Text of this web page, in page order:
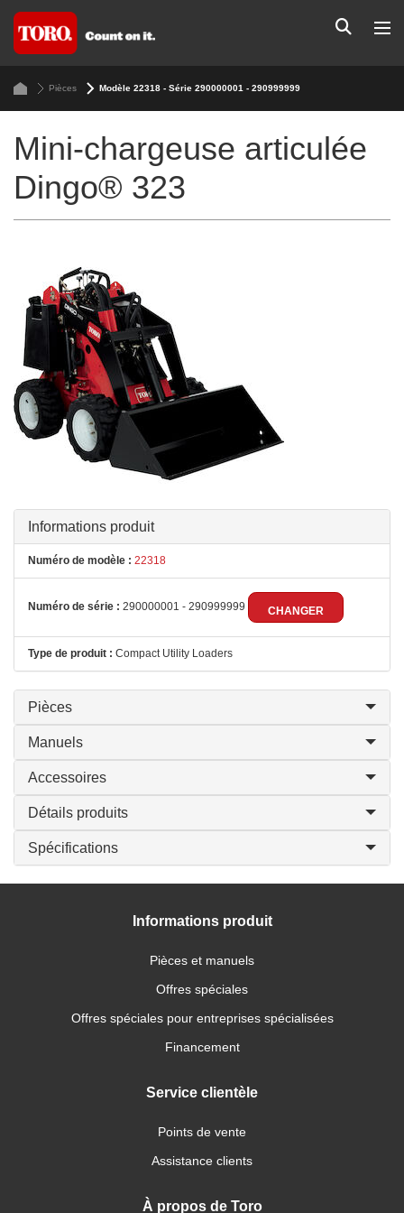
Pièces Modèle 22318 - Série 290000001 - 290999999
Mini-chargeuse articulée
Dingo® 323
Informations produit
Numéro de modèle : 22318
Numéro de série : 290000001 - 290999999 CHANGER
Type de produit : Compact Utility Loaders
Pièces
Manuels
Accessoires
Détails produits
Spécifications
Informations produit
Pièces et manuels
Offres spéciales
Offres spéciales pour entreprises spécialisées
Financement
Service clientèle
Points de vente
Assistance clients
À propos de Toro